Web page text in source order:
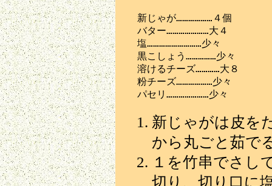
新じゃが………………４個
バター…………………大４
塩………………………少々
黒こしょう……………少々
溶けるチーズ…………大８
粉チーズ………………少々
新じゃがは皮を
から丸ごと茹で
１を竹串でさし
切り、切り口に